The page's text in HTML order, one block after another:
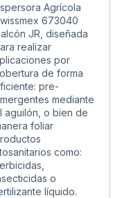
Agrícola
673040
JR, diseñada
realizar
por
de forma
pre-
mediante
aguilón, o bien de
foliar
como:
o
líquido.